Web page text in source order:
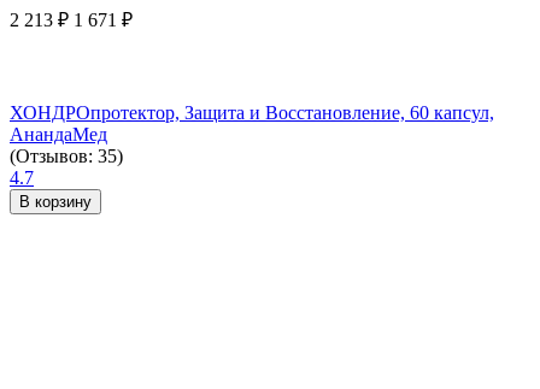
2 213 ₽ 1 671 ₽
ХОНДРОпротектор, Защита и Восстановление, 60 капсул,
АнандаМед
(Отзывов: 35)
4.7
В корзину